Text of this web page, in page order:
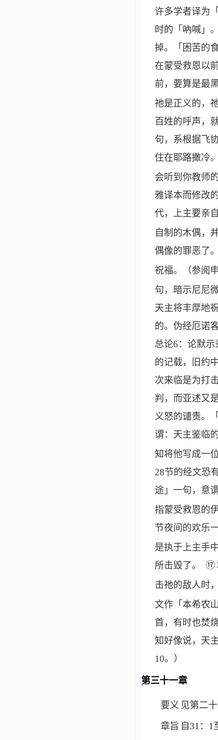
许多学者译为
时的「吶喊」
掉。「困苦的
在蒙受救恩以
前，要算是最
祂是正义的，
百姓的呼声，
句，系根据飞
住在耶路撒冷
会听到你教师
雅译本而修改
代，上主要亲
自制的木偶，
偶像的罪恶了
祝福。（参阅
句，暗示尼尼
天主将丰厚地
的。伪经厄诺
总论6：论默
的记载，旧约
次来临是为打
判，而亚述又
义怒的谴责。
谓：天主鉴临
知将他写成一
28节的经文恐
途」一句，意
指蒙受救恩的
节夜间的欢乐
是执于上主手
所击毁了。
⑰
击祂的敌人时
文作「本希农
首，有时也焚
知好像说，天
10。）
第三十一章
要义 见第二
章旨 自 31 ： 1